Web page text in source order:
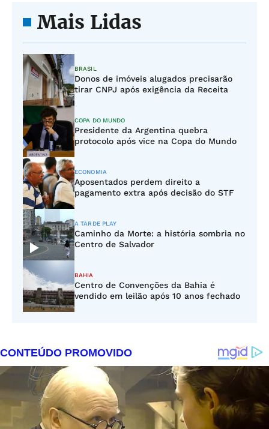
Mais Lidas
BRASIL
Donos de imóveis alugados precisarão
tirar CNPJ após exigência da Receita
COPA DO MUNDO
Presidente da Argentina quebra
protocolo após vice na Copa do Mundo
ECONOMIA
Aposentados perdem direito a
pagamento extra após decisão do STF
A TARDE PLAY
Caminho da Morte: a história sombria no
Centro de Salvador
BAHIA
Centro de Convenções da Bahia é
vendido em leilão após 10 anos fechado